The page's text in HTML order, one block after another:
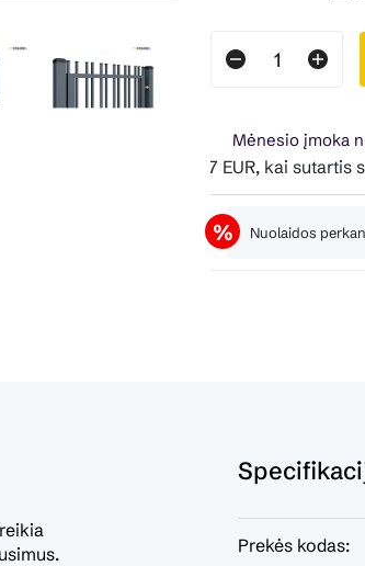
Mėnesio įmoka
281.37 EUR, kai sutartis
Nuolaidos
Prekės kodas: